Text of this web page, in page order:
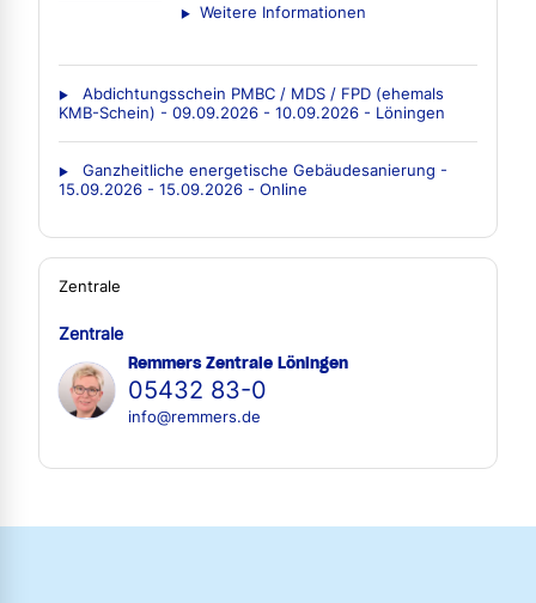
Weitere Informationen
Abdichtungsschein PMBC / MDS / FPD (ehemals
KMB-Schein) - 09.09.2026 - 10.09.2026 - Löningen
Ganzheitliche energetische Gebäudesanierung -
15.09.2026 - 15.09.2026 - Online
Zentrale
Zentrale
Remmers Zentrale Löningen
05432 83-0
info@remmers.de